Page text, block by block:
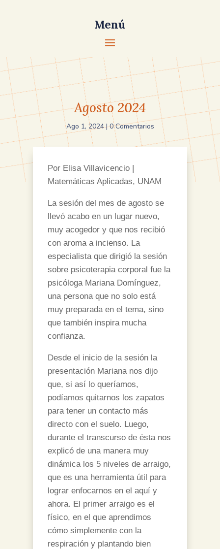
Menú
Agosto 2024
Ago 1, 2024|0 Comentarios
Por Elisa Villavicencio |
Matemáticas Aplicadas, UNAM
La sesión del mes de agosto se
llevó acabo en un lugar nuevo,
muy acogedor y que nos recibió
con aroma a incienso. La
especialista que dirigió la sesión
sobre psicoterapia corporal fue la
psicóloga Mariana Domínguez,
una persona que no solo está
muy preparada en el tema, sino
que también inspira mucha
confianza.
Desde el inicio de la sesión la
presentación Mariana nos dijo
que, si así lo queríamos,
podíamos quitarnos los zapatos
para tener un contacto más
directo con el suelo. Luego,
durante el transcurso de ésta nos
explicó de una manera muy
dinámica los 5 niveles de arraigo,
que es una herramienta útil para
lograr enfocarnos en el aquí y
ahora. El primer arraigo es el
físico, en el que aprendimos
cómo simplemente con la
respiración y plantando bien